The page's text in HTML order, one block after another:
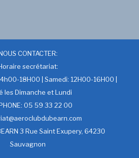
CONTACTER:
secrétariat:
18H00 | Samedi: 12H00-16H00 |
les Dimanche et Lundi
05 59 33 22 00
3 Rue Saint Exupery, 64230
Sauvagnon